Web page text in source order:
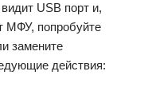
USB порт и,
МФУ, попробуйте
замените
действия: